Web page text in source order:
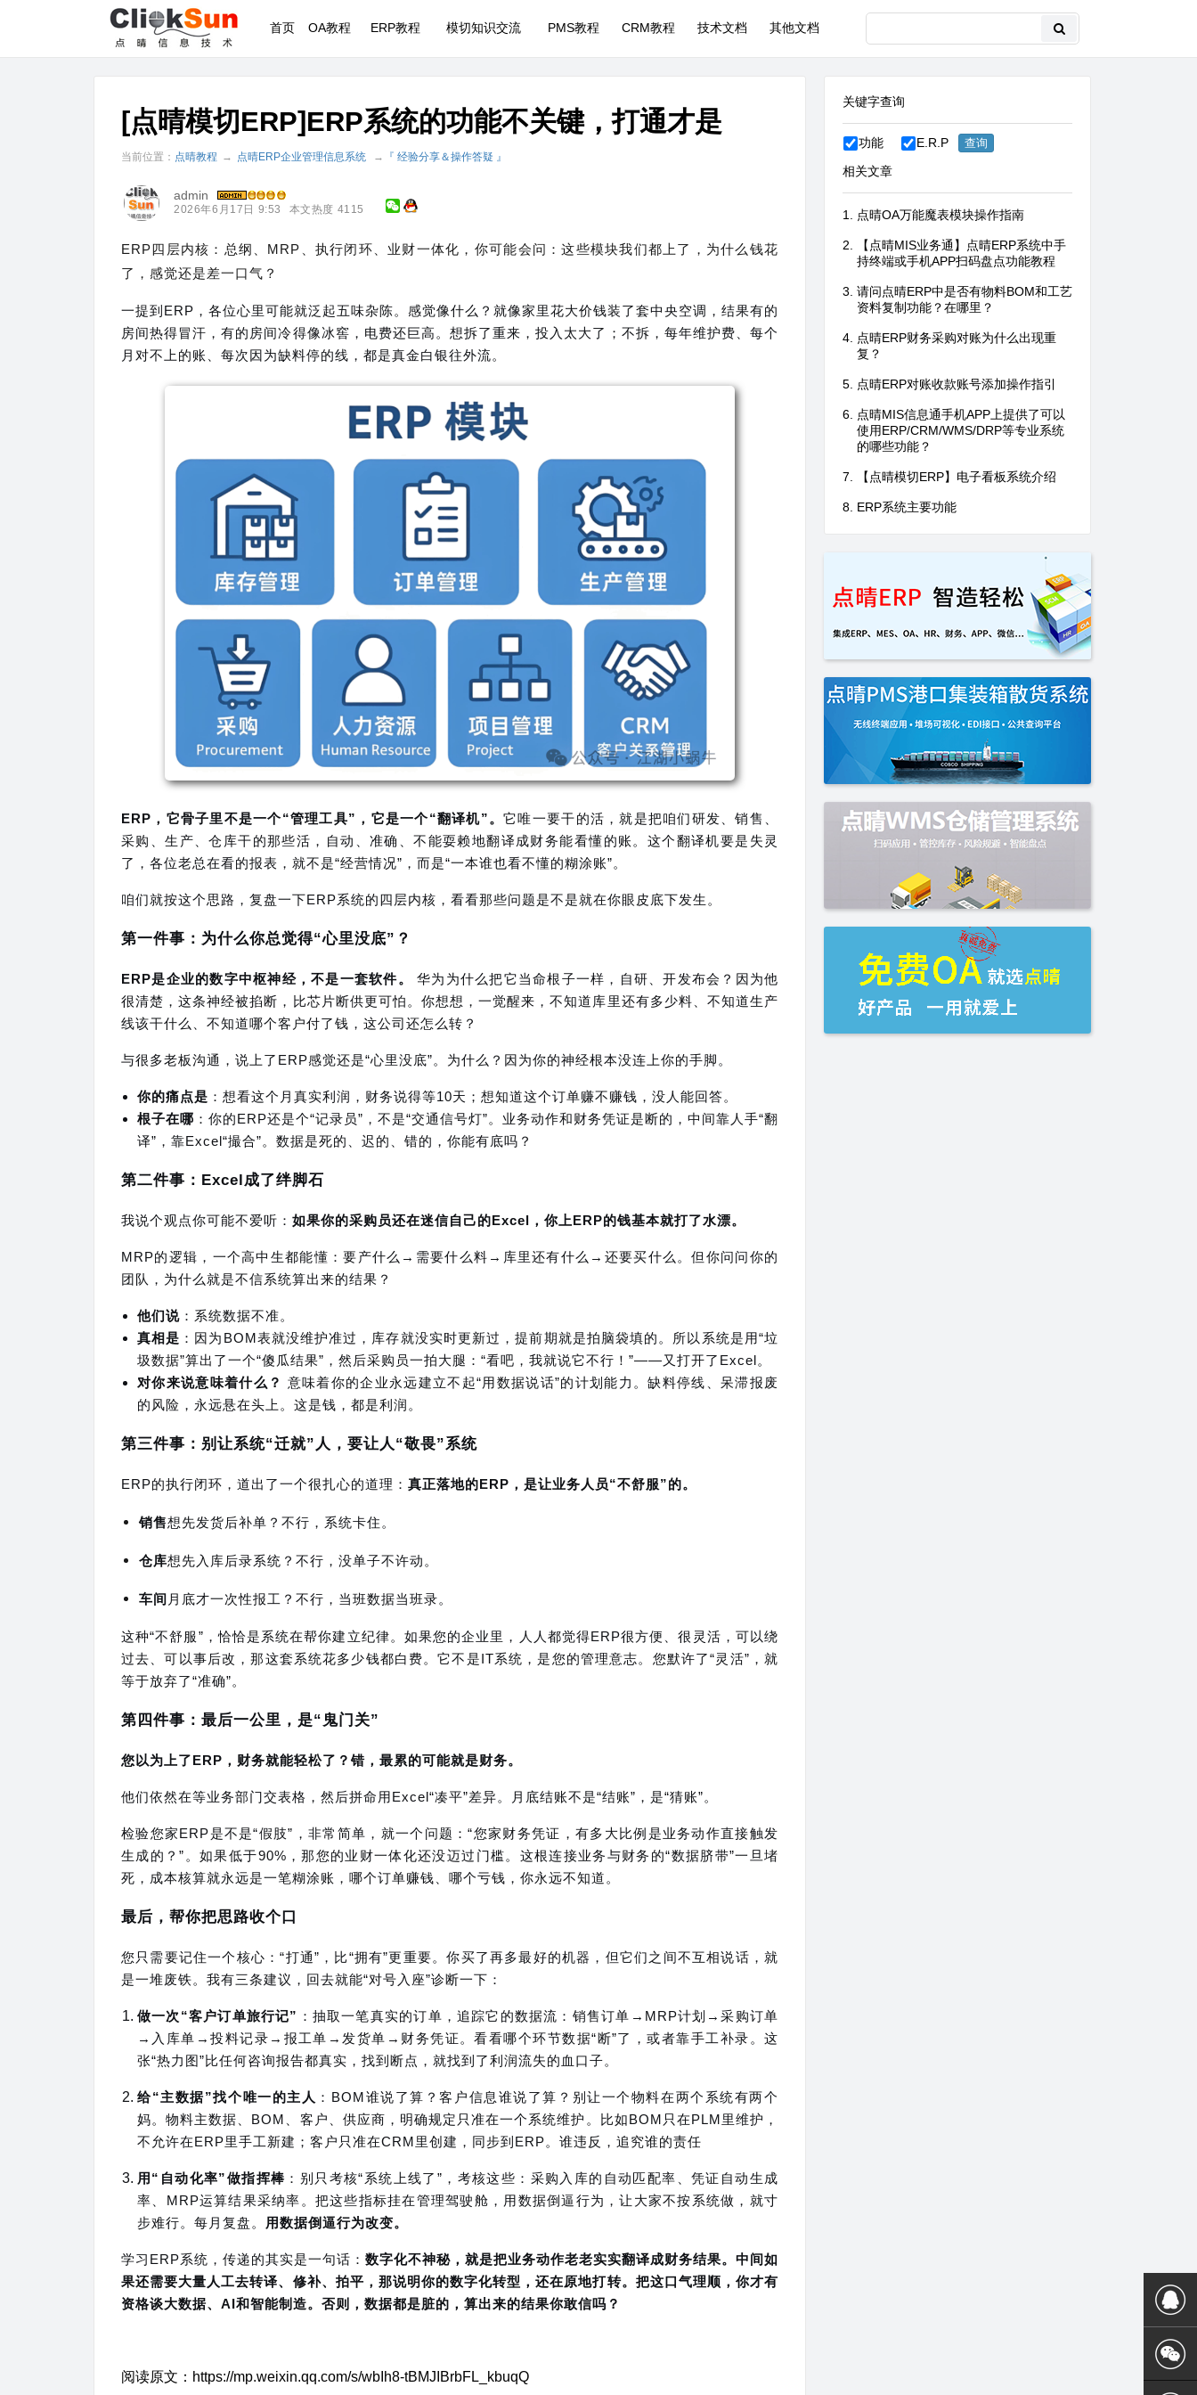
首页 OA教程 ERP教程 模切知识交流 PMS教程 CRM教程 技术文档 其他文档
[点晴模切ERP]ERP系统的功能不关键，打通才是
当前位置： 点晴教程 → 点晴ERP企业管理信息系统 → 『 经验分享＆操作答疑 』
admin
2026年6月17日 9:53 本文热度 4115
ERP四层内核：总纲、MRP、执行闭环、业财一体化，你可能会问：这些模块我们都上了，为什么钱花
了，感觉还是差一口气？
一提到ERP，各位心里可能就泛起五味杂陈。感觉像什么？就像家里花大价钱装了套中央空调，结果有的
房间热得冒汗，有的房间冷得像冰窖，电费还巨高。想拆了重来，投入太大了；不拆，每年维护费、每个
月对不上的账、每次因为缺料停的线，都是真金白银往外流。
ERP，它骨子里不是一个“管理工具”，它是一个“翻译机”。它唯一要干的活，就是把咱们研发、销售、
采购、生产、仓库干的那些活，自动、准确、不能耍赖地翻译成财务能看懂的账。这个翻译机要是失灵
了，各位老总在看的报表，就不是“经营情况”，而是“一本谁也看不懂的糊涂账”。
咱们就按这个思路，复盘一下ERP系统的四层内核，看看那些问题是不是就在你眼皮底下发生。
第一件事：为什么你总觉得“心里没底”？
ERP是企业的数字中枢神经，不是一套软件。
华为为什么把它当命根子一样，自研、开发布会？因为他
很清楚，这条神经被掐断，比芯片断供更可怕。你想想，一觉醒来，不知道库里还有多少料、不知道生产
线该干什么、不知道哪个客户付了钱，这公司还怎么转？
与很多老板沟通，说上了ERP感觉还是“心里没底”。为什么？因为你的神经根本没连上你的手脚。
你的痛点是 ：想看这个月真实利润，财务说得等10天；想知道这个订单赚不赚钱，没人能回答。
根子在哪 ：你的ERP还是个“记录员”，不是“交通信号灯”。业务动作和财务凭证是断的，中间靠人手“翻
译”，靠Excel“撮合”。数据是死的、迟的、错的，你能有底吗？
第二件事：Excel成了绊脚石
我说个观点你可能不爱听： 如果你的采购员还在迷信自己的Excel，你上ERP的钱基本就打了水漂。
MRP的逻辑，一个高中生都能懂：要产什么→需要什么料→库里还有什么→还要买什么。但你问问你的
团队，为什么就是不信系统算出来的结果？
他们说 ：系统数据不准。
真相是 ：因为BOM表就没维护准过，库存就没实时更新过，提前期就是拍脑袋填的。所以系统是用“垃
圾数据”算出了一个“傻瓜结果”，然后采购员一拍大腿：“看吧，我就说它不行！”——又打开了Excel。
对你来说意味着什么？ 意味着你的企业永远建立不起“用数据说话”的计划能力。缺料停线、呆滞报废
的风险，永远悬在头上。这是钱，都是利润。
第三件事：别让系统“迁就”人，要让人“敬畏”系统
ERP的执行闭环，道出了一个很扎心的道理： 真正落地的ERP，是让业务人员“不舒服”的。
销售想先发货后补单？不行，系统卡住。
仓库想先入库后录系统？不行，没单子不许动。
车间 月底才一次性报工？不行，当班数据当班录。
这种“不舒服”，恰恰是系统在帮你建立纪律。如果您的企业里，人人都觉得ERP很方便、很灵活，可以绕
过去、可以事后改，那这套系统花多少钱都白费。它不是IT系统，是您的管理意志。您默许了“灵活”，就
等于放弃了“准确”。
第四件事：最后一公里，是“鬼门关”
您以为上了ERP，财务就能轻松了？错，最累的可能就是财务。
他们依然在等业务部门交表格，然后拼命用Excel“凑平”差异。月底结账不是“结账”，是“猜账”。
检验您家ERP是不是“假肢”，非常简单，就一个问题：“您家财务凭证，有多大比例是业务动作直接触发
生成的？”。如果低于90%，那您的业财一体化还没迈过门槛。这根连接业务与财务的“数据脐带”一旦堵
死，成本核算就永远是一笔糊涂账，哪个订单赚钱、哪个亏钱，你永远不知道。
最后，帮你把思路收个口
您只需要记住一个核心：“打通”，比“拥有”更重要。你买了再多最好的机器，但它们之间不互相说话，就
是一堆废铁。我有三条建议，回去就能“对号入座”诊断一下：
做一次“客户订单旅行记” ： 抽取一笔真实的订单，追踪它的数据流：销售订单→MRP计划→采购订单
→入库单→投料记录→报工单→发货单→财务凭证。看看哪个环节数据“断”了，或者靠手工补录。这
张“热力图”比任何咨询报告都真实，找到断点，就找到了利润流失的血口子。
给“主数据”找个唯一的主人 ：BOM谁说了算？客户信息谁说了算？别让一个物料在两个系统有两个
妈。物料主数据、BOM、客户、供应商，明确规定只准在一个系统维护。比如BOM只在PLM里维护，
不允许在ERP里手工新建；客户只准在CRM里创建，同步到ERP。谁违反，追究谁的责任
用“自动化率”做指挥棒 ： 别只考核“系统上线了”，考核这些：采购入库的自动匹配率、凭证自动生成
率、MRP运算结果采纳率。把这些指标挂在管理驾驶舱，用数据倒逼行为，让大家不按系统做，就寸
步难行。每月复盘。
用数据倒逼行为改变。
学习ERP系统，传递的其实是一句话： 数字化不神秘，就是把业务动作老老实实翻译成财务结果。中间如
果还需要大量人工去转译、修补、拍平，那说明你的数字化转型，还在原地打转。把这口气理顺，你才有
资格谈大数据、AI和智能制造。否则，数据都是脏的，算出来的结果你敢信吗？
阅读原文：https://mp.weixin.qq.com/s/wbIh8-tBMJIBrbFL_kbuqQ
关键字查询
功能 E.R.P
相关文章
点晴OA万能魔表模块操作指南
【点晴MIS业务通】点晴ERP系统中手
持终端或手机APP扫码盘点功能教程
请问点晴ERP中是否有物料BOM和工艺
资料复制功能？在哪里？
点晴ERP财务采购对账为什么出现重
复？
点晴ERP对账收款账号添加操作指引
点晴MIS信息通手机APP上提供了可以
使用ERP/CRM/WMS/DRP等专业系统
的哪些功能？
【点晴模切ERP】电子看板系统介绍
ERP系统主要功能